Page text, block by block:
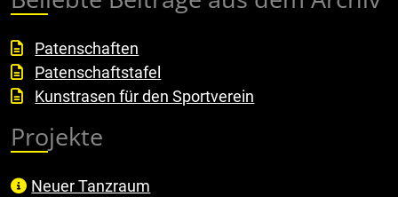
Patenschaften
Patenschaftstafel
Kunstrasen für den Sportverein
Projekte
Neuer Tanzraum